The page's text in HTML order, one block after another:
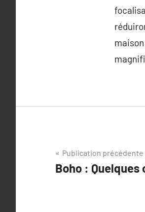
Navigation
de
Publication précédente
Boho : Quelques